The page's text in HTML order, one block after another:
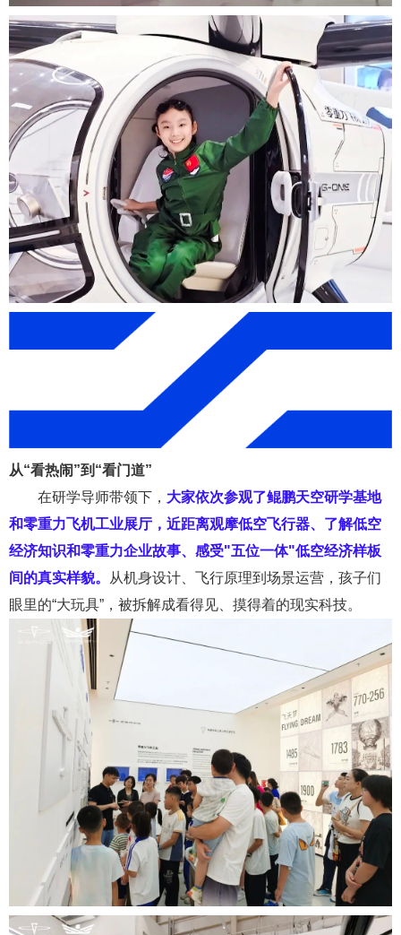
从“看热闹”到“看门道”
在研学导师带领下， 大家依次参观了鲲鹏天空研学基地
和零重力飞机工业展厅， 近距离观摩低空飞行器、了解低空
经济知识和零重力企业故事、感受"五位一体"低空经济样板
间的真实样貌。 从机身设计、 飞行原理到 场景运营，孩子们
眼里的“大玩具” ， 被拆解成看得见、摸得着的现实科技。